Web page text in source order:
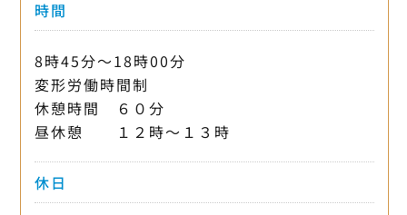
時間
8時45分〜18時00分
変形労働時間制
休憩時間 ６０分
昼休憩 １２時～１３時
休日